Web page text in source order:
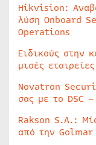
Hikvision:
λύση Onboard
Operations
Ειδικούς στην
μισές εταιρείες
Novatron
σας με το DSC –
Rakson S.A.:
από την Golmar